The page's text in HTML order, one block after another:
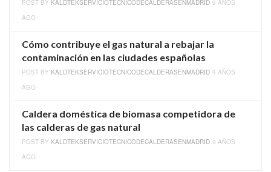
POST BY KALDTEKSERVICIOTECNICODECALDERASENMADRID 9 AÑOS
AGO
Cómo contribuye el gas natural a rebajar la
contaminación en las ciudades españolas
POST BY KALDTEKSERVICIOTECNICODECALDERASENMADRID 9 AÑOS
AGO
Caldera doméstica de biomasa competidora de
las calderas de gas natural
POST BY KALDTEKSERVICIOTECNICODECALDERASENMADRID 9 AÑOS
AGO